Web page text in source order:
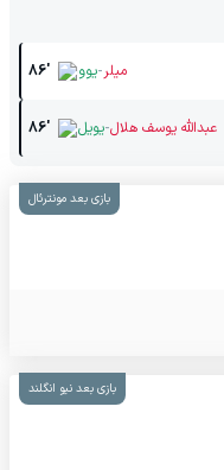
86' یوو-میلر
86' یویل-عبدالله یوسف هلال
بازی بعد مونترئال
بازی بعد نیو انگلند